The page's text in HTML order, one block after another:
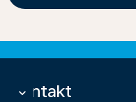
Kontakt
keyboard_arrow_down